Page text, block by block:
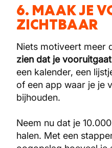
6. MAAK JE
ZICHTBAAR
Niets motiveert meer
zien dat je vooruitgaat
een kalender, een
of een app waar je je
bijhouden.
Neem nu dat je
halen. Met een